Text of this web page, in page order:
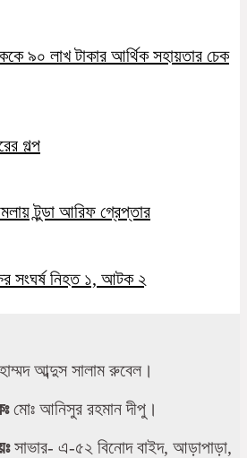
৯০ লাখ টাকার আর্থিক সহায়তার চেক
গল্প
টুন্ডা আরিফ গ্রেপ্তার
সংঘর্ষ নিহত ১, আটক ২
আব্দুস সালাম রুবেল।
মোঃ আনিসুর রহমান দীপু।
সাভার- এ-৫২ বিনোদ বাইদ, আড়াপাড়া,